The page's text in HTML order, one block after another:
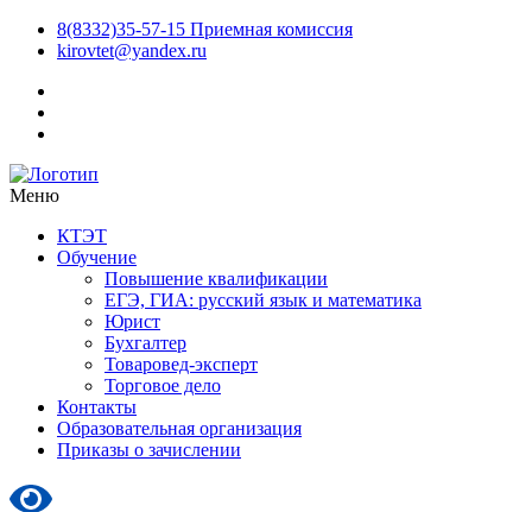
8(8332)35-57-15 Приемная комиссия
kirovtet@yandex.ru
Меню
КТЭТ
Обучение
Повышение квалификации
ЕГЭ, ГИА: русский язык и математика
Юрист
Бухгалтер
Товаровед-эксперт
Торговое дело
Контакты
Образовательная организация
Приказы о зачислении